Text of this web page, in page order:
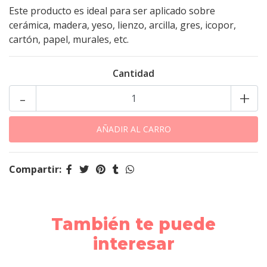
Este producto es ideal para ser aplicado sobre
cerámica, madera, yeso, lienzo, arcilla, gres, icopor,
cartón, papel, murales, etc.
Cantidad
+
-
Compartir:
También te puede
interesar